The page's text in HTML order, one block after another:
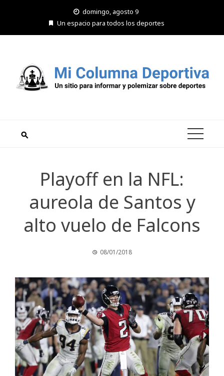
domingo, agosto 9
Un espacio para todos los deportes
Playoff en la NFL:
aureola de Santos y
alto vuelo de Falcons
08/01/2018